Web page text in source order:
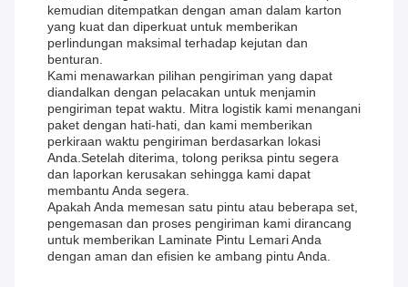
kemudian ditempatkan dengan aman dalam karton
yang kuat dan diperkuat untuk memberikan
perlindungan maksimal terhadap kejutan dan
benturan.
Kami menawarkan pilihan pengiriman yang dapat
diandalkan dengan pelacakan untuk menjamin
pengiriman tepat waktu. Mitra logistik kami menangani
paket dengan hati-hati, dan kami memberikan
perkiraan waktu pengiriman berdasarkan lokasi
Anda.Setelah diterima, tolong periksa pintu segera
dan laporkan kerusakan sehingga kami dapat
membantu Anda segera.
Apakah Anda memesan satu pintu atau beberapa set,
pengemasan dan proses pengiriman kami dirancang
untuk memberikan Laminate Pintu Lemari Anda
dengan aman dan efisien ke ambang pintu Anda.